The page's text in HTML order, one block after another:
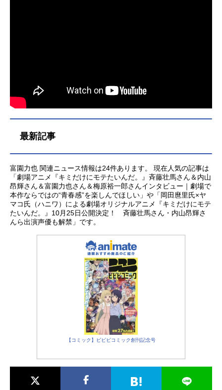
最新記事
富園力也 関連ニュース情報は24件あります。 現在人気の記事は
「劇場アニメ『キミだけにモテたいんだ。』斉藤壮馬さん＆内山
昂輝さん＆富園力也さん＆梅原裕一郎さんインタビュー｜劇場で
本作ならではの“青春感”を楽しんでほしい」や「岡田麿里氏×ヤ
マコ氏（ハニワ）による劇場オリジナルアニメ『キミだけにモテ
たいんだ。』10月25日公開決定！ 斉藤壮馬さん・内山昂輝さ
んら出演声優も解禁」です。
【コミック】ビビビコミック創刊記念号